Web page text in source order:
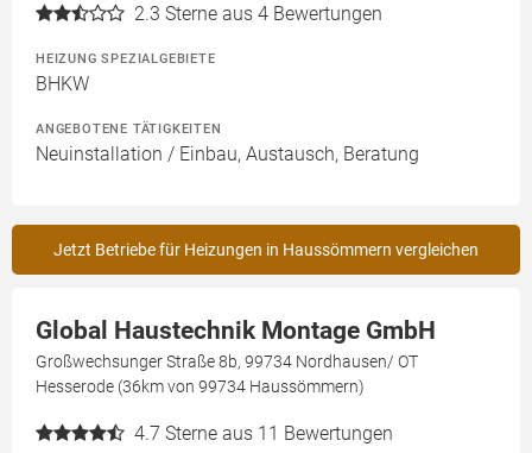
2.3 Sterne aus 4 Bewertungen
HEIZUNG SPEZIALGEBIETE
BHKW
ANGEBOTENE TÄTIGKEITEN
Neuinstallation / Einbau, Austausch, Beratung
Jetzt Betriebe für Heizungen in Haussömmern vergleichen
Global Haustechnik Montage GmbH
Großwechsunger Straße 8b, 99734 Nordhausen/ OT
Hesserode (36km von 99734 Haussömmern)
4.7 Sterne aus 11 Bewertungen